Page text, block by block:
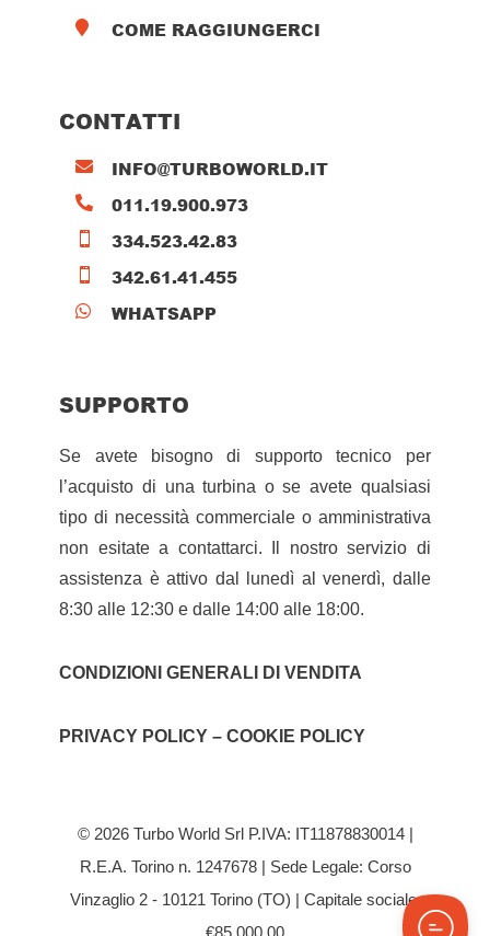
 COME RAGGIUNGERCI
CONTATTI
 INFO@TURBOWORLD.IT
 011.19.900.973
 334.523.42.83
 342.61.41.455
 WHATSAPP
SUPPORTO
Se avete bisogno di supporto tecnico per
l’acquisto di una turbina o se avete qualsiasi
tipo di necessità commerciale o amministrativa
non esitate a contattarci. Il nostro servizio di
assistenza è attivo dal lunedì al venerdì, dalle
8:30 alle 12:30 e dalle 14:00 alle 18:00.
CONDIZIONI GENERALI DI VENDITA
PRIVACY POLICY – COOKIE POLICY
© 2026 Turbo World Srl P.IVA: IT11878830014 |
R.E.A. Torino n. 1247678 | Sede Legale: Corso
Vinzaglio 2 - 10121 Torino (TO) | Capitale sociale:
€85.000,00